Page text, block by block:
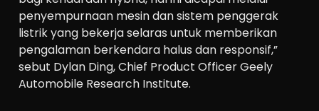
penyempurnaan mesin dan sistem penggerak
listrik yang bekerja selaras untuk memberikan
pengalaman berkendara halus dan responsif,”
sebut Dylan Ding, Chief Product Officer Geely
Automobile Research Institute.